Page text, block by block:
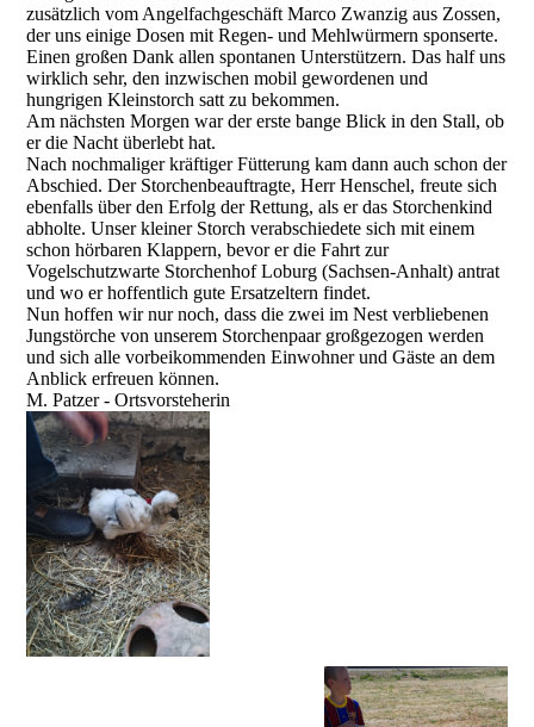
zusätzlich vom Angelfachgeschäft Marco Zwanzig aus Zossen,
der uns einige Dosen mit Regen- und Mehlwürmern sponserte.
Einen großen Dank allen spontanen Unterstützern. Das half uns
wirklich sehr, den inzwischen mobil gewordenen und
hungrigen Kleinstorch satt zu bekommen.
Am nächsten Morgen war der erste bange Blick in den Stall, ob
er die Nacht überlebt hat.
Nach nochmaliger kräftiger Fütterung kam dann auch schon der
Abschied. Der Storchenbeauftragte, Herr Henschel, freute sich
ebenfalls über den Erfolg der Rettung, als er das Storchenkind
abholte. Unser kleiner Storch verabschiedete sich mit einem
schon hörbaren Klappern, bevor er die Fahrt zur
Vogelschutzwarte Storchenhof Loburg (Sachsen-Anhalt) antrat
und wo er hoffentlich gute Ersatzeltern findet.
Nun hoffen wir nur noch, dass die zwei im Nest verbliebenen
Jungstörche von unserem Storchenpaar großgezogen werden
und sich alle vorbeikommenden Einwohner und Gäste an dem
Anblick erfreuen können.
M. Patzer - Ortsvorsteherin